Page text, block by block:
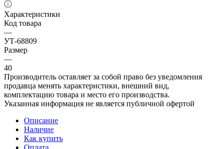
Характеристики
Код товара
—
УТ-68809
Размер
—
40
Производитель оставляет за собой право без уведомления
продавца менять характеристики, внешний вид,
комплектацию товара и место его производства.
Указанная информация не является публичной офертой
Описание
Наличие
Как купить
Оплата